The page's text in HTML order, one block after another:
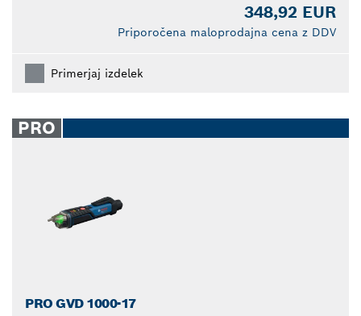
348,92 EUR
Priporočena maloprodajna cena z DDV
Primerjaj izdelek
PRO
PRO GVD 1000-17